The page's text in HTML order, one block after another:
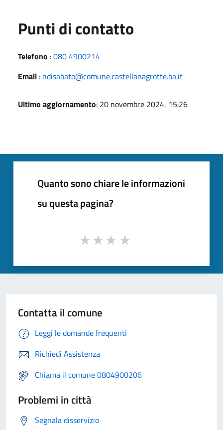
Punti di contatto
Telefono :080 4900214
Email : ndisabato@comune.castellanagrotte.ba.it
Ultimo aggiornamento: 20 novembre 2024, 15:26
Quanto sono chiare le informazioni
su questa pagina?
Contatta il comune
Leggi le domande frequenti
Richiedi Assistenza
Chiama il comune 0804900206
Problemi in città
Segnala disservizio